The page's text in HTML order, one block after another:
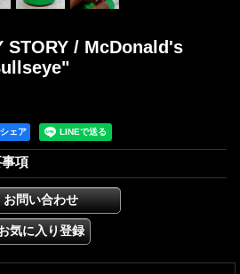
STORY / McDonald's
ェア
項